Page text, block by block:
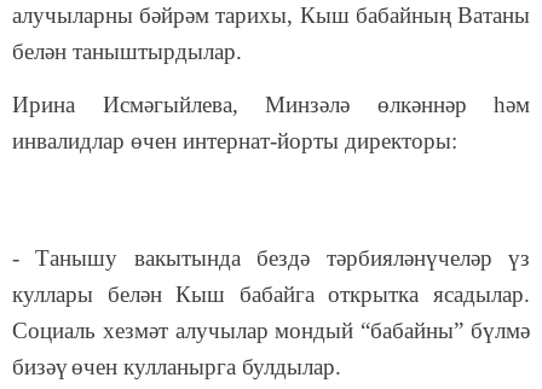
алучыларны бәйрәм тарихы, Кыш бабайның Ватаны
белән таныштырдылар.
Ирина Исмәгыйлева, Минзәлә өлкәннәр һәм
инвалидлар өчен интернат-йорты директоры:
- Танышу вакытында бездә тәрбияләнүчеләр үз
куллары белән Кыш бабайга открытка ясадылар.
Социаль хезмәт алучылар мондый “бабайны” бүлмә
бизәүөчен кулланырга булдылар.